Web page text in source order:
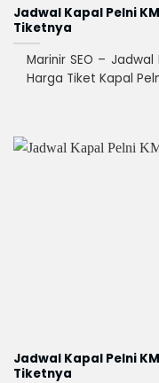
Jadwal Kapal Pelni
Tiketnya
Marinir SEO –
Harga Tiket Kapal
Jadwal Kapal Pelni
Tiketnya